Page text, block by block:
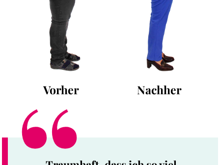
Vorher Nachher